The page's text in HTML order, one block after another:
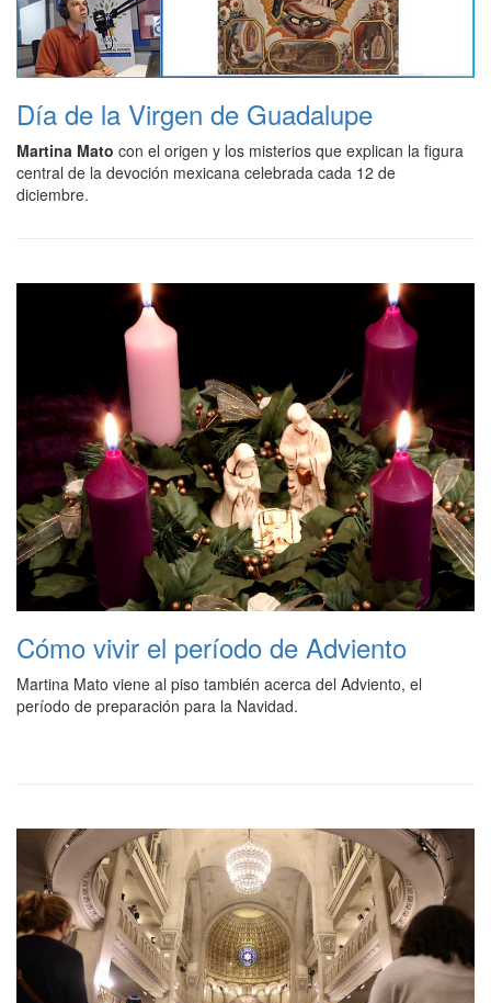
Día de la Virgen de Guadalupe
Martina Mato con el origen y los misterios que explican la figura
central de la devoción mexicana celebrada cada 12 de
diciembre.
Cómo vivir el período de Adviento
Martina Mato viene al piso también acerca del Adviento, el
período de preparación para la Navidad.